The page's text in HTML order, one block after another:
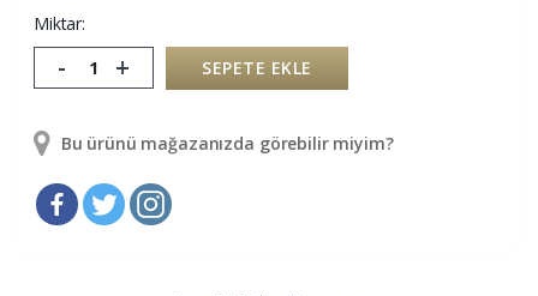
Miktar:
- + SEPETE EKLE
Bu ürünü mağazanızda görebilir miyim?